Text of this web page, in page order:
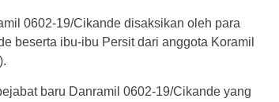
0602-19/Cikande disaksikan oleh para
beserta ibu-ibu Persit dari anggota Koramil
baru Danramil 0602-19/Cikande yang